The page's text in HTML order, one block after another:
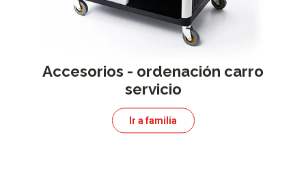
Accesorios - ordenación carro
servicio
Ir a familia